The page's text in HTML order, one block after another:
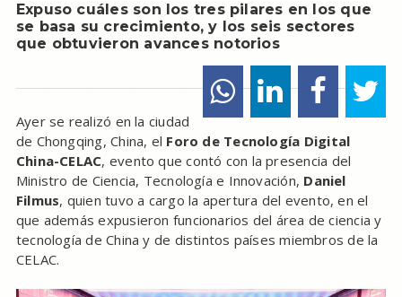
Expuso cuáles son los tres pilares en los que
se basa su crecimiento, y los seis sectores
que obtuvieron avances notorios
Ayer se realizó en la ciudad
de Chongqing, China, el Foro de Tecnología Digital
China-CELAC, evento que contó con la presencia del
Ministro de Ciencia, Tecnología e Innovación, Daniel
Filmus, quien tuvo a cargo la apertura del evento, en el
que además expusieron funcionarios del área de ciencia y
tecnología de China y de distintos países miembros de la
CELAC.